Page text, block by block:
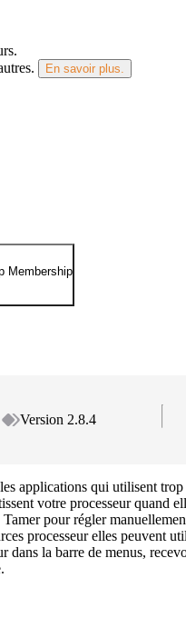
.
En savoir plus.
Membership
Version 2.8.4
applications qui utilisent
votre processeur quand
pour régler
processeur elles peuvent
la barre de menus,